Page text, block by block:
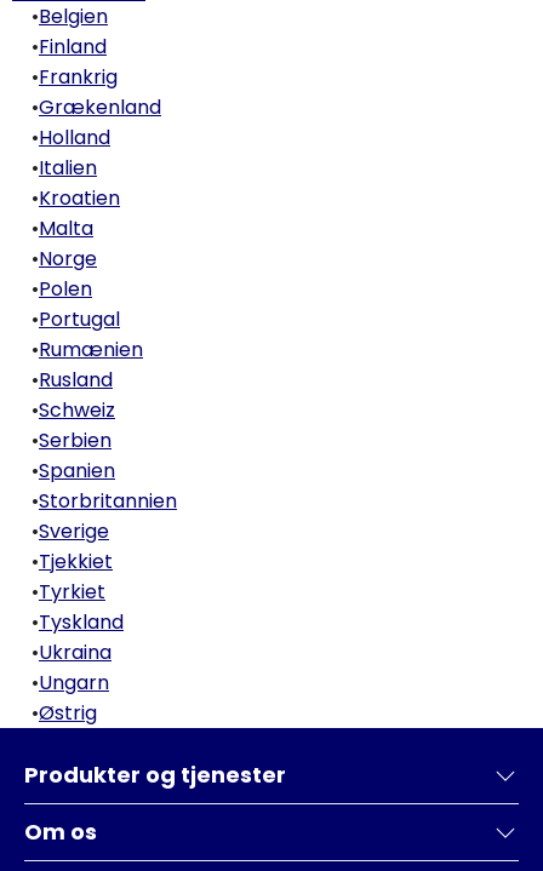
•Belgien
•Finland
•Frankrig
•Grækenland
•Holland
•Italien
•Kroatien
•Malta
•Norge
•Polen
•Portugal
•Rumænien
•Rusland
•Schweiz
•Serbien
•Spanien
•Storbritannien
•Sverige
•Tjekkiet
•Tyrkiet
•Tyskland
•Ukraina
•Ungarn
•Østrig
Produkter og tjenester
Om os